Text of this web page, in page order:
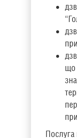
що
Послуга